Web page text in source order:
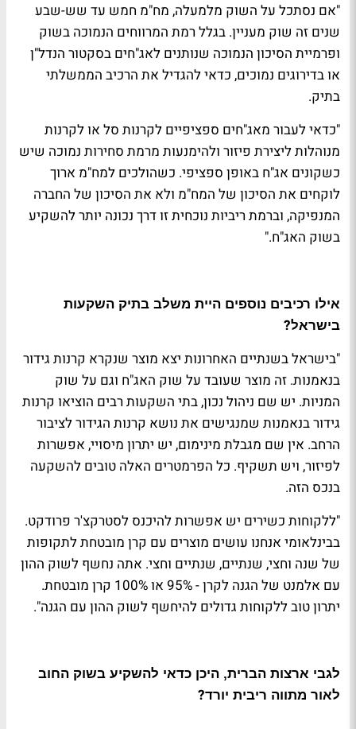
"אם נסתכל על השוק מלמעלה, מח"מ חמש עד שש-שבע
שנים זה שוק מעניין. בגלל רמת המרווחים הנמוכה בשוק
ופרמיית הסיכון הנמוכה שנותנים לאג"חים בסקטור הנדל"ן
או בדירוגים נמוכים, כדאי להגדיל את הרכיב הממשלתי
בתיק.
"כדאי לעבור מאג"חים ספציפיים לקרנות סל או לקרנות
מנוהלות ליצירת פיזור ולהימנעות מרמת סחירות נמוכה שיש
כשקונים אג"ח באופן ספציפי. כשהולכים למח"מ ארוך
לוקחים את הסיכון של המח"מ ולא את הסיכון של החברה
המנפיקה, וברמת ריביות נוכחית זו דרך נכונה יותר להשקיע
בשוק האג"ח."
אילו רכיבים נוספים היית משלב בתיק השקעות
בישראל?
"בישראל בשנתיים האחרונות יצא מוצר שנקרא קרנות גידור
בנאמנות. זה מוצר שעובד על שוק האג"ח וגם על שוק
המניות. יש שם ניהול נכון, בתי השקעות רבים הוציאו קרנות
גידור בנאמנות שמנגישים את נושא קרנות הגידור לציבור
הרחב. אין שם מגבלת מינימום, יש יתרון מיסויי, אפשרות
לפיזור, ויש תשקיף. כל הפרמטרים האלה טובים להשקעה
בנכס הזה.
"ללקוחות כשירים יש אפשרות להיכנס לסטרקצ'ר פרודקט.
בבינלאומי אנחנו עושים מוצרים עם קרן מובטחת לתקופות
של שנה וחצי, שנתיים, שנתיים וחצי. אתה נחשף לשוק ההון
עם אלמנט של הגנה לקרן - 95% או 100% קרן מובטחת.
יתרון טוב ללקוחות גדולים להיחשף לשוק ההון עם הגנה".
לגבי ארצות הברית, היכן כדאי להשקיע בשוק החוב
לאור מתווה ריבית יורד?